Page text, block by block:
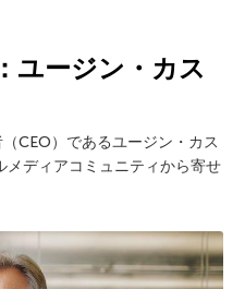
ユージン・カス
CEO）であるユージン・カス
ディアコミュニティから寄せ